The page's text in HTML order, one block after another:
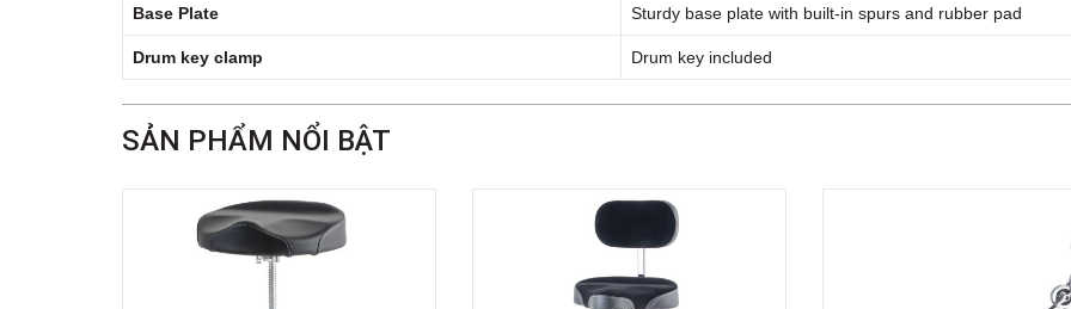
Base Plate Sturdy base plate with built-in spurs and rubber pad
Drum key clamp Drum key included
SẢN PHẨM NỔI BẬT